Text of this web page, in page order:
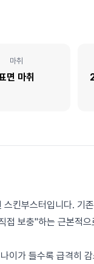
마취
면 마취
킨부스터입니다. 기
접 보충"하는 근본적
이가 들수록 급격히